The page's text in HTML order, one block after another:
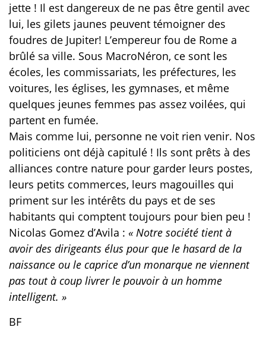
jette ! Il est dangereux de ne pas être gentil avec
lui, les gilets jaunes peuvent témoigner des
foudres de Jupiter! L’empereur fou de Rome a
brûlé sa ville. Sous MacroNéron, ce sont les
écoles, les commissariats, les préfectures, les
voitures, les églises, les gymnases, et même
quelques jeunes femmes pas assez voilées, qui
partent en fumée.
Mais comme lui, personne ne voit rien venir. Nos
politiciens ont déjà capitulé ! Ils sont prêts à des
alliances contre nature pour garder leurs postes,
leurs petits commerces, leurs magouilles qui
priment sur les intérêts du pays et de ses
habitants qui comptent toujours pour bien peu !
Nicolas Gomez d’Avila : « Notre société tient à
avoir des dirigeants élus pour que le hasard de la
naissance ou le caprice d’un monarque ne viennent
pas tout à coup livrer le pouvoir à un homme
intelligent. »
BF